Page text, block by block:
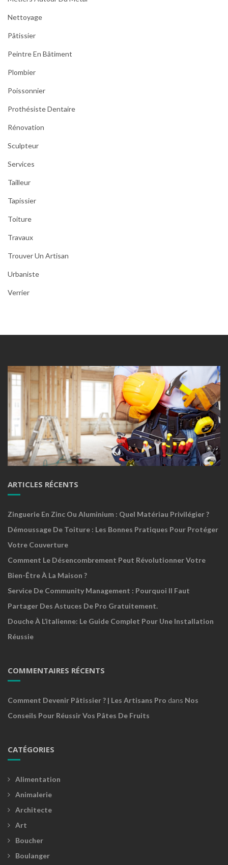
Nettoyage
Pâtissier
Peintre En Bâtiment
Plombier
Poissonnier
Prothésiste Dentaire
Rénovation
Sculpteur
Services
Tailleur
Tapissier
Toiture
Travaux
Trouver Un Artisan
Urbaniste
Verrier
ARTICLES RÉCENTS
Zinguerie En Zinc Ou Aluminium : Quel Matériau Privilégier ?
Démoussage De Toiture : Les Bonnes Pratiques Pour Protéger
Votre Couverture
Comment Le Désencombrement Peut Révolutionner Votre
Bien-Être À La Maison ?
Service De Community Management : Pourquoi Il Faut
Partager Des Astuces De Pro Gratuitement.
Douche À L’italienne: Le Guide Complet Pour Une Installation
Réussie
COMMENTAIRES RÉCENTS
Comment Devenir Pâtissier ? | Les Artisans Pro dans Nos
Conseils Pour Réussir Vos Pâtes De Fruits
CATÉGORIES
Alimentation
Animalerie
Architecte
Art
Boucher
Boulanger